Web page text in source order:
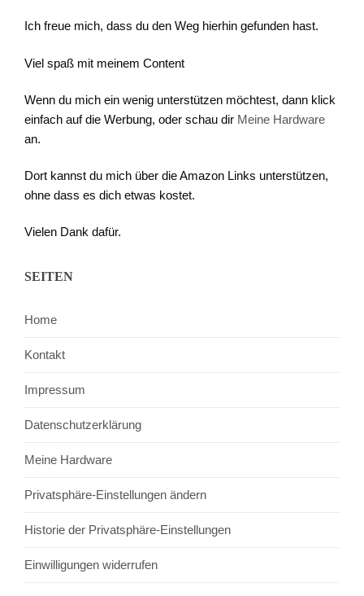
Ich freue mich, dass du den Weg hierhin gefunden hast.
Viel spaß mit meinem Content
Wenn du mich ein wenig unterstützen möchtest, dann klick
einfach auf die Werbung, oder schau dir Meine Hardware
an.
Dort kannst du mich über die Amazon Links unterstützen,
ohne dass es dich etwas kostet.
Vielen Dank dafür.
SEITEN
Home
Kontakt
Impressum
Datenschutzerklärung
Meine Hardware
Privatsphäre-Einstellungen ändern
Historie der Privatsphäre-Einstellungen
Einwilligungen widerrufen